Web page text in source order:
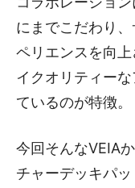
にまでこだわり
ペリエンスを向
イクオリティー
ているのが特徴。
今回そんなVEIA
チャーデッキパ